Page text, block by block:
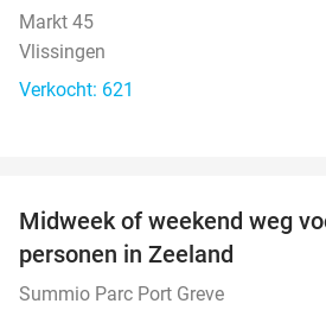
Markt 45
Vlissingen
Verkocht: 621
Midweek of weekend weg
personen in Zeeland
Summio Parc Port Greve